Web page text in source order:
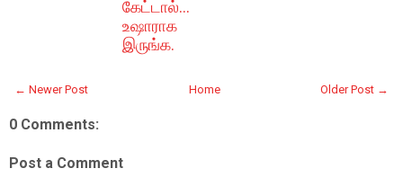
கேட்டால்...
உஷாராக
இருங்க.
← Newer Post Older Post →
Home
0 Comments:
Post a Comment